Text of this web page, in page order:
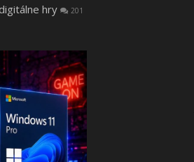
hry 201